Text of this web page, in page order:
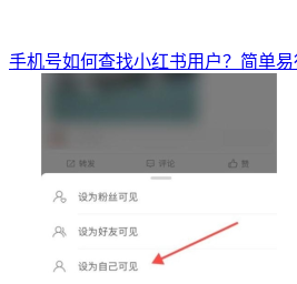
手机号如何查找小红书用户？简单